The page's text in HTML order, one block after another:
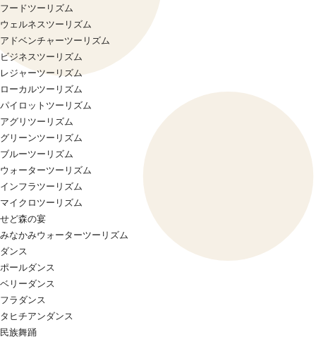
フードツーリズム
ウェルネスツーリズム
アドベンチャーツーリズム
ビジネスツーリズム
レジャーツーリズム
ローカルツーリズム
パイロットツーリズム
アグリツーリズム
グリーンツーリズム
ブルーツーリズム
ウォーターツーリズム
インフラツーリズム
マイクロツーリズム
せど森の宴
みなかみウォーターツーリズム
ダンス
ポールダンス
ベリーダンス
フラダンス
タヒチアンダンス
民族舞踊